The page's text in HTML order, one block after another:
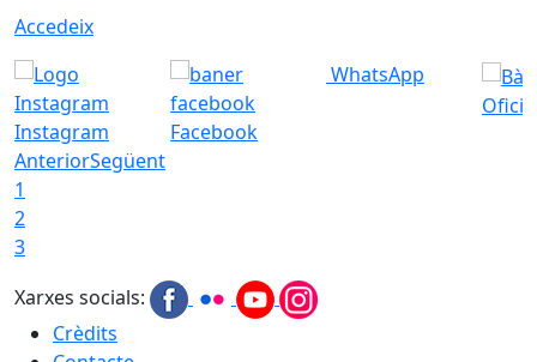
Accedeix
Instagram Facebook
WhatsApp
AnteriorSegüent
1
2
3
Xarxes socials:
Crèdits